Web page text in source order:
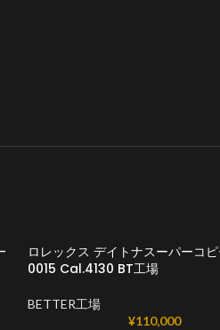
ロレックス デイトナスーパーコ
0015 Cal.4130 BT工場
BETTER工場
¥110,000